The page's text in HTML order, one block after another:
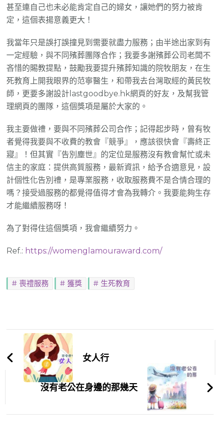
甚至連自己也未必能肯定自己的婦女，讓她們的努力被肯
定，這個表揚意義更大！
我當年只是誤打誤撞見到需要就盡力服務；由半途出家到有
一定經驗，與不同殯葬團隊合作；我要多謝殯葬公司老闆不
吝惜的賜教提點，鼓勵我要提升殯葬知識的院牧朋友，在生
死教育上開我眼界的范寧醫生，和帶我去台灣取經的黃民牧
師，更要多謝設計lastgoodbye.hk網頁的好友，及幫我管
理網頁的團隊，這個獎項是屬於大家的。
我主要做禮，要與不同殯葬公司合作；記得起步時，曾有牧
者覺得我要與不收費的教會『競爭』，應該很快會『壽終正
寢』！但其實『告別塵世』的定位是服務沒有教會幫忙或未
信主的家庭：提供高質服務，最新資訊，給予合適意見，設
計個性化告別禮，是專業服務，收取服務費不是合情合理的
嗎？接受過服務的都覺得值得才會為我轉介。我要能夠生存
才能繼續服務呀！
為了對得住這個獎項，我會繼續努力。
Ref.: https://womenglamouraward.com/
喪禮服務 獲獎 生死教育
Post
Navigation女人行
沒有老公在身邊的那幾天